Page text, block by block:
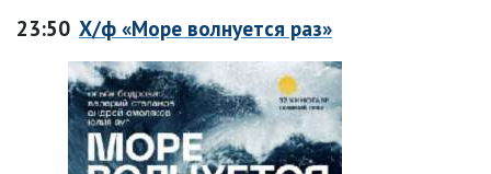
23:50 Х/ф «Море волнуется раз»